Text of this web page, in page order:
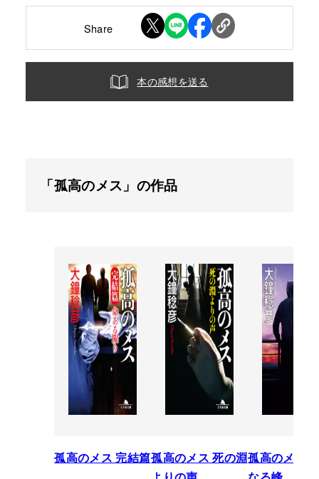
Share
本の感想を送る
「孤高のメス」の作品
孤高のメス 完結篇孤高のメス 死の淵孤高のメス